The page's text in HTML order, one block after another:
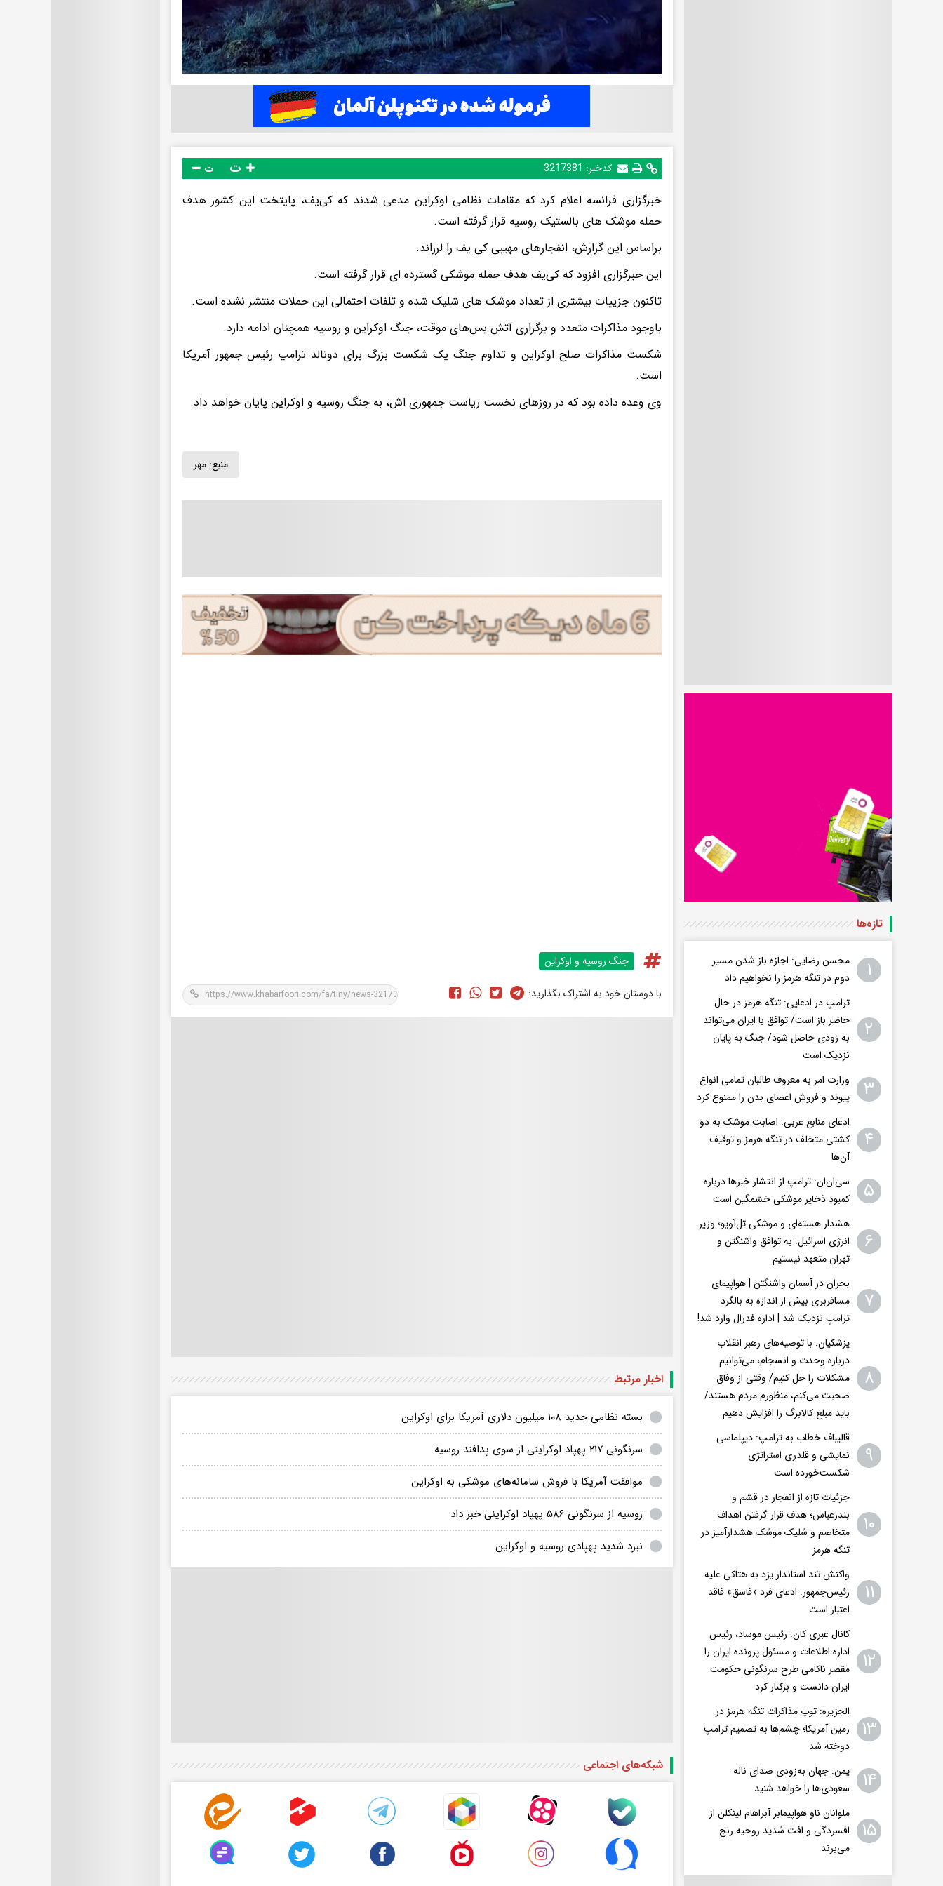
کدخبر: 3217381 ت
خبرگزاری فرانسه اعلام کرد که مقامات نظامی اوکراین مدعی شدند که کی‌یف، پایتخت این کشور هدف
حمله موشک های بالستیک روسیه قرار گرفته است.
براساس این گزارش، انفجارهای مهیبی کی یف را لرزاند.
این خبرگزاری افزود که کی‌یف هدف حمله موشکی گسترده ای قرار گرفته است.
تاکنون جزییات بیشتری از تعداد موشک های شلیک شده و تلفات احتمالی این حملات منتشر نشده است.
باوجود مذاکرات متعدد و برگزاری آتش بس‌های موقت، جنگ اوکراین و روسیه همچنان ادامه دارد.
شکست مذاکرات صلح اوکراین و تداوم جنگ یک شکست بزرگ برای دونالد ترامپ رئیس جمهور آمریکا
است.
وی وعده داده بود که در روزهای نخست ریاست جمهوری اش، به جنگ روسیه و اوکراین پایان خواهد داد.
منبع: مهر
جنگ روسیه و اوکراین
با دوستان خود به اشتراک بگذارید:
اخبار مرتبط
بسته نظامی جدید ۱۰۸ میلیون دلاری آمریکا برای اوکراین
سرنگونی ۲۱۷ پهپاد اوکراینی از سوی پدافند روسیه
موافقت آمریکا با فروش سامانه‌های موشکی به اوکراین
روسیه از سرنگونی ۵۸۶ پهپاد اوکراینی خبر داد
نبرد شدید پهپادی روسیه و اوکراین
شبکه‌های اجتماعی
تازه‌ها
۱
محسن رضایی: اجازه باز شدن مسیر
دوم در تنگه هرمز را نخواهیم داد
۲
ترامپ در ادعایی: تنگه هرمز در حال
حاضر باز است/ توافق با ایران می‌تواند
به‌ زودی حاصل شود/ جنگ به پایان
نزدیک است
۳
وزارت امر به معروف طالبان تمامی انواع
پیوند و فروش اعضای بدن را ممنوع کرد
۴
ادعای منابع عربی: اصابت موشک به دو
کشتی متخلف در تنگه هرمز و توقیف
آن‌ها
۵
سی‌ان‌ان: ترامپ از انتشار خبرها درباره
کمبود ذخایر موشکی خشمگین است
۶
هشدار هسته‌ای و موشکی تل‌آویو؛ وزیر
انرژی اسرائیل: به توافق واشنگتن و
تهران متعهد نیستیم
۷
بحران در آسمان واشنگتن | هواپیمای
مسافربری بیش از اندازه به بالگرد
ترامپ نزدیک شد | اداره فدرال وارد شد!
۸
پزشکیان: با توصیه‌های رهبر انقلاب
درباره وحدت و انسجام، می‌توانیم
مشکلات را حل کنیم/ وقتی از وفاق
صحبت می‌کنم، منظورم مردم هستند/
باید مبلغ کالابرگ را افزایش دهیم
۹
قالیباف خطاب به ترامپ: دیپلماسی
نمایشی و قلدری استراتژی
شکست‌خورده است
۱۰
جزئیات تازه از انفجار در قشم و
بندرعباس؛ هدف قرار گرفتن اهداف
متخاصم و شلیک موشک هشدارآمیز در
تنگه هرمز
۱۱
واکنش تند استاندار یزد به هتاکی علیه
رئیس‌جمهور: ادعای فرد «فاسق» فاقد
اعتبار است
۱۲
کانال عبری کان: رئیس موساد، رئیس
اداره اطلاعات و مسئول پرونده ایران را
مقصر ناکامی طرح سرنگونی حکومت
ایران دانست و برکنار کرد
۱۳
الجزیره: توپ مذاکرات تنگه هرمز در
زمین آمریکا؛ چشم‌ها به تصمیم ترامپ
دوخته شد
۱۴
یمن: جهان به‌زودی صدای ناله
سعودی‌ها را خواهد شنید
۱۵
ملوانان ناو هواپیمابر آبراهام لینکلن از
افسردگی و افت شدید روحیه رنج
می‌برند